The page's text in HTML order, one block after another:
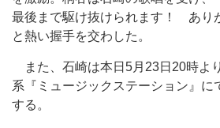
最後まで駆け抜けられます！ あり
と熱い握手を交わした。
また、石崎は本日5月23日20時よ
系『ミュージックステーション』に
する。